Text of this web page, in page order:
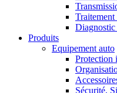
Traitement
Diagnostic
Produits
Equipement auto
Protection
Sécurité,